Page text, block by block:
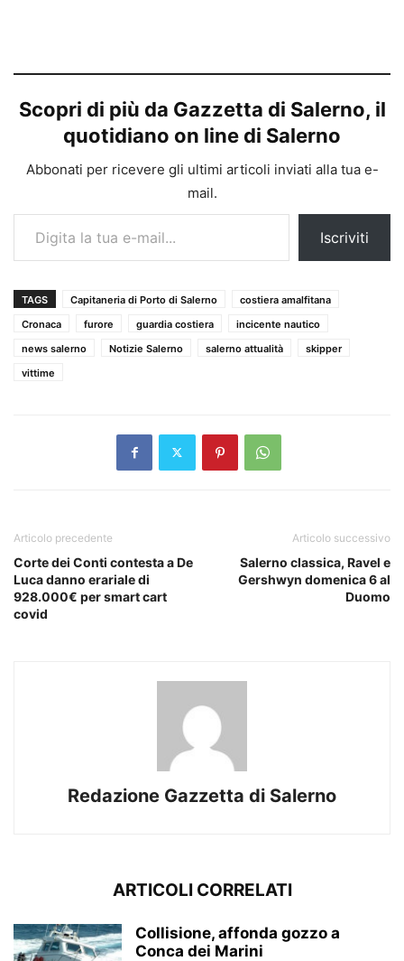
Scopri di più da Gazzetta di Salerno, il
quotidiano on line di Salerno
Abbonati per ricevere gli ultimi articoli inviati alla tua e-
mail.
Digita la tua e-mail...
Iscriviti
TAGS Capitaneria di Porto di Salerno
costiera amalfitana
Cronaca
furore guardia costiera
incicente nautico
news salerno
Notizie Salerno salerno attualità
skipper
vittime
Articolo precedente
Corte dei Conti contesta a De
Luca danno erariale di
928.000€ per smart cart
covid
Articolo successivo
Salerno classica, Ravel e
Gershwyn domenica 6 al
Duomo
Redazione Gazzetta di Salerno
ARTICOLI CORRELATI
Collisione, affonda gozzo a
Conca dei Marini